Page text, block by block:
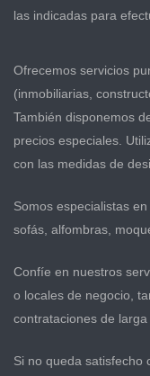
las indicadas para
Ofrecemos servicios
(inmobiliarias,
También disponemos
precios especiales.
con las medidas de
Somos especialistas
sofás, alfombras,
Confíe en nuestros
o locales de negocio,
contrataciones de larga
Si no queda satisfecho